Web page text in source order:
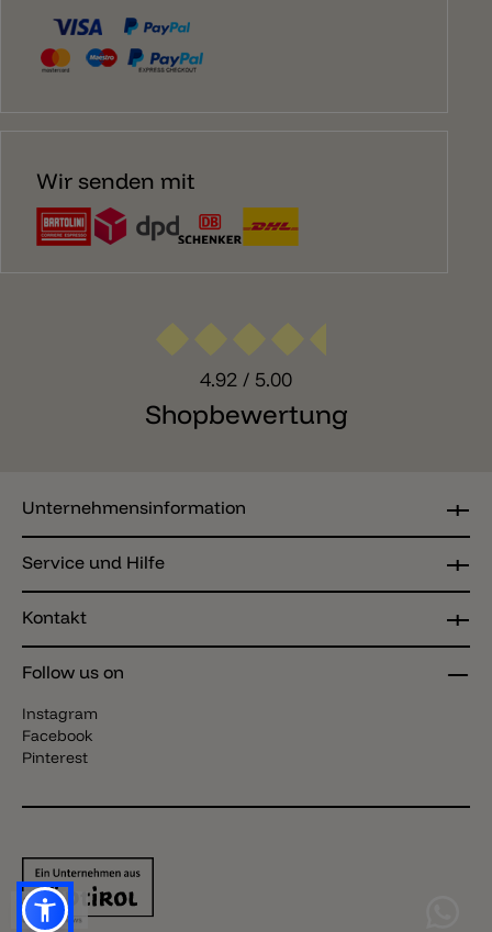
Wir senden mit
4.92 / 5.00
Shopbewertung
Follow us on
Instagram
Facebook
Pinterest
Kontakt
Unternehmensinformation
Service und Hilfe